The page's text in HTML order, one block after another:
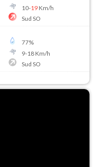
10-19Km/h
Sud SO
77%
9-18Km/h
Sud SO